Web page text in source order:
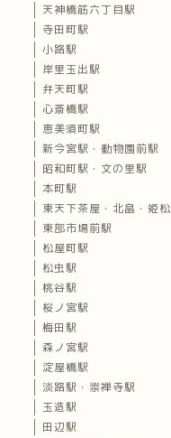
天神橋筋六丁目駅
寺田町駅
小路駅
岸里玉出駅
弁天町駅
心斎橋駅
恵美須町駅
新今宮駅・動物園前駅
昭和町駅・文の里駅
本町駅
東天下茶屋・北畠・姫松
東部市場前駅
松屋町駅
松虫駅
桃谷駅
桜ノ宮駅
梅田駅
森ノ宮駅
淀屋橋駅
淡路駅・崇禅寺駅
玉造駅
田辺駅